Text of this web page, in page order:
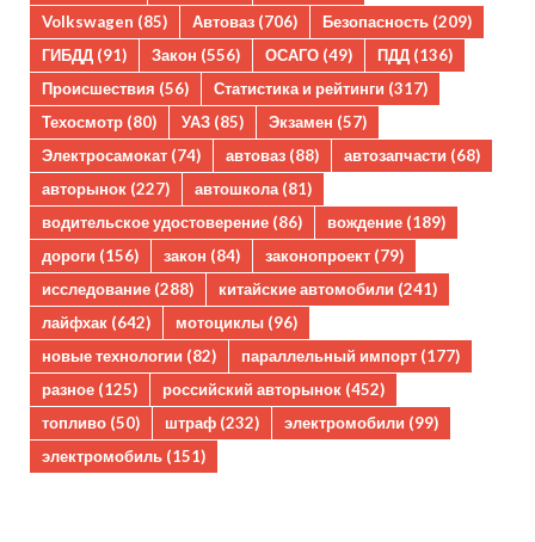
Volkswagen (85) Автоваз (706) Безопасность (209)
ГИБДД (91) Закон (556) ОСАГО (49) ПДД (136)
Происшествия (56) Статистика и рейтинги (317)
Техосмотр (80) УАЗ (85) Экзамен (57)
Электросамокат (74) автоваз (88) автозапчасти (68)
авторынок (227) автошкола(81)
водительское удостоверение (86) вождение (189)
дороги (156) закон (84) законопроект (79)
исследование (288) китайские автомобили (241)
лайфхак (642) мотоциклы (96)
новые технологии (82) параллельный импорт (177)
разное (125) российский авторынок (452)
топливо (50) штраф (232) электромобили (99)
электромобиль (151)